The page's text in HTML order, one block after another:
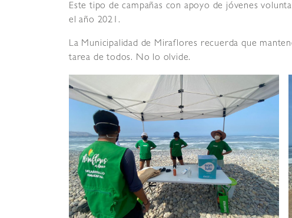
Este tipo de campañas con apoyo de jóvenes
el año 2021.
La Municipalidad de Miraflores recuerda que
tarea de todos. No lo olvide.